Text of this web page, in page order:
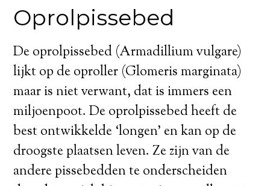
Oprolpissebed
De oprolpissebed (Armadillium vulgare)
lijkt op de oproller (Glomeris marginata)
maar is niet verwant, dat is immers een
miljoenpoot. De oprolpissebed heeft de
best ontwikkelde ‘longen’ en kan op de
droogste plaatsen leven. Ze zijn van de
andere pissebedden te onderscheiden